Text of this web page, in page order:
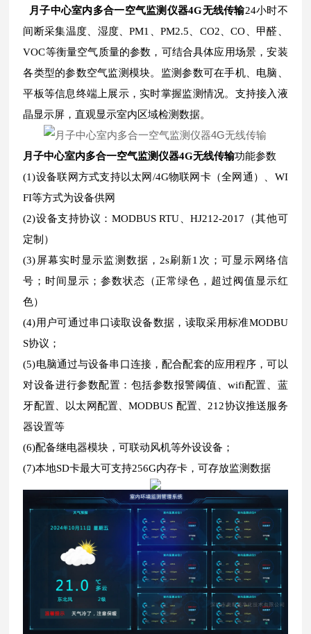
月子中心室内多合一空气监测仪器4G无线传输24小时不
间断采集温度、湿度、PM1、PM2.5、CO2、CO、甲醛、
VOC等衡量空气质量的参数，可结合具体应用场景，安装
各类型的参数空气监测模块。监测参数可在手机、电脑、
平板等信息终端上展示，实时掌握监测情况。支持接入液
晶显示屏，直观显示室内区域检测数据。
月子中心室内多合一空气监测仪器4G无线传输功能参数
(1)设备联网方式支持以太网/4G物联网卡（全网通）、WI
FI等方式为设备供网
(2)设备支持协议：MODBUS RTU、HJ212-2017（其他可
定制）
(3)屏幕实时显示监测数据，2s刷新1次；可显示网络信
号；时间显示；参数状态（正常绿色，超过阀值显示红
色）
(4)用户可通过串口读取设备数据，读取采用标准MODBU
S协议；
(5)电脑通过与设备串口连接，配合配套的应用程序，可以
对设备进行参数配置：包括参数报警阈值、wifi配置、蓝
牙配置、以太网配置、MODBUS 配置、212协议推送服务
器设置等
(6)配备继电器模块，可联动风机等外设设备；
(7)本地SD卡最大可支持256G内存卡，可存放监测数据